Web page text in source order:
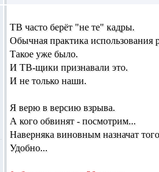
ТВ часто берёт "не те" кадры.
Обычная практика
Такое уже было.
И ТВ-щики признавали это.
И не только наши.
Я верю в версию взрыва.
А кого обвинят - посмотрим...
Наверняка виновным назначат
Удобно...